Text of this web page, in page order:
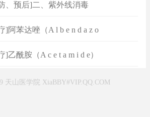
、预后]二、紫外线消毒
]阿苯达唑（A l b e n d a z o
]乙酰胺（A c e t a m i d e）
天山医学院 XiaBBY#VIP.QQ.COM